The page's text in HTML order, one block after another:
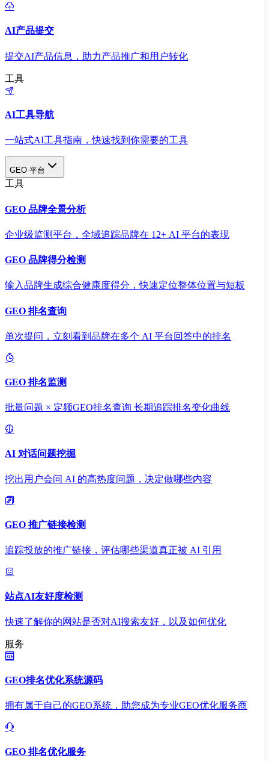
AI产品提交
提交AI产品信息，助力产品推广和用户转化
工具
AI工具导航
一站式AI工具指南，快速找到你需要的工具
GEO 平台
工具
GEO 品牌全景分析
企业级监测平台，全域追踪品牌在 12+ AI 平台的表现
GEO 品牌得分检测
输入品牌生成综合健康度得分，快速定位整体位置与短板
GEO 排名查询
单次提问，立刻看到品牌在多个 AI 平台回答中的排名
GEO 排名监测
批量问题 × 定频GEO排名查询 长期追踪排名变化曲线
AI 对话问题挖掘
挖出用户会问 AI 的高热度问题，决定做哪些内容
GEO 推广链接检测
追踪投放的推广链接，评估哪些渠道真正被 AI 引用
站点AI友好度检测
快速了解你的网站是否对AI搜索友好，以及如何优化
服务
GEO排名优化系统源码
拥有属于自己的GEO系统，助您成为专业GEO优化服务商
GEO 排名优化服务